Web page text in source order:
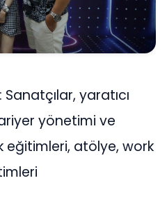
yaratıcı
yönetimi ve
eğitimleri, atölye, work